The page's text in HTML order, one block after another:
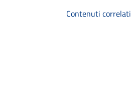
Contenuti correlati